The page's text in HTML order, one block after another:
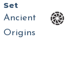
Set
Ancient
Origins